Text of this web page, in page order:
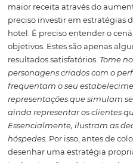
Marketing
internet:
suas
É preciso pensar as
maneira ampla. Visando
que as ações que
maior receita através do